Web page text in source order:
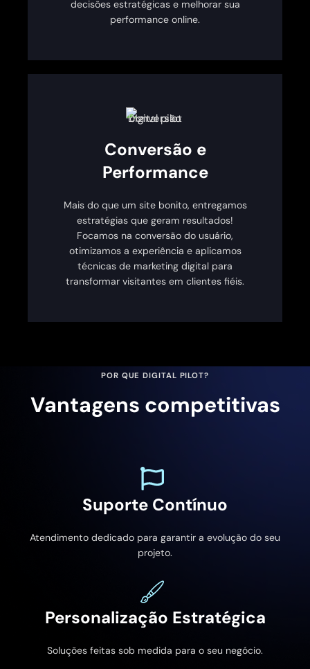
decisões estratégicas e melhorar sua
performance online.
Conversão e
Performance
Mais do que um site bonito, entregamos
estratégias que geram resultados!
Focamos na conversão do usuário,
otimizamos a experiência e aplicamos
técnicas de marketing digital para
transformar visitantes em clientes fiéis.
POR QUE DIGITAL PILOT?
Vantagens competitivas
Suporte Contínuo
Atendimento dedicado para garantir a evolução do seu
projeto.
Personalização Estratégica
Soluções feitas sob medida para o seu negócio.